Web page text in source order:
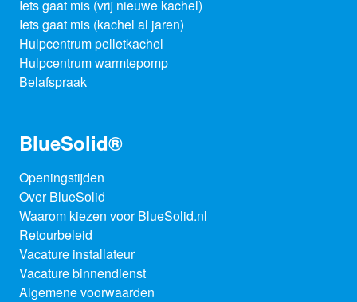
Iets gaat mis (vrij nieuwe kachel)
Iets gaat mis (kachel al jaren)
Hulpcentrum pelletkachel
Hulpcentrum warmtepomp
Belafspraak
BlueSolid®
Openingstijden
Over BlueSolid
Waarom kiezen voor BlueSolid.nl
Retourbeleid
Vacature installateur
Vacature binnendienst
Algemene voorwaarden